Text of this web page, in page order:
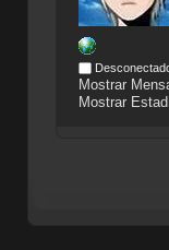
Mostrar
Mostrar